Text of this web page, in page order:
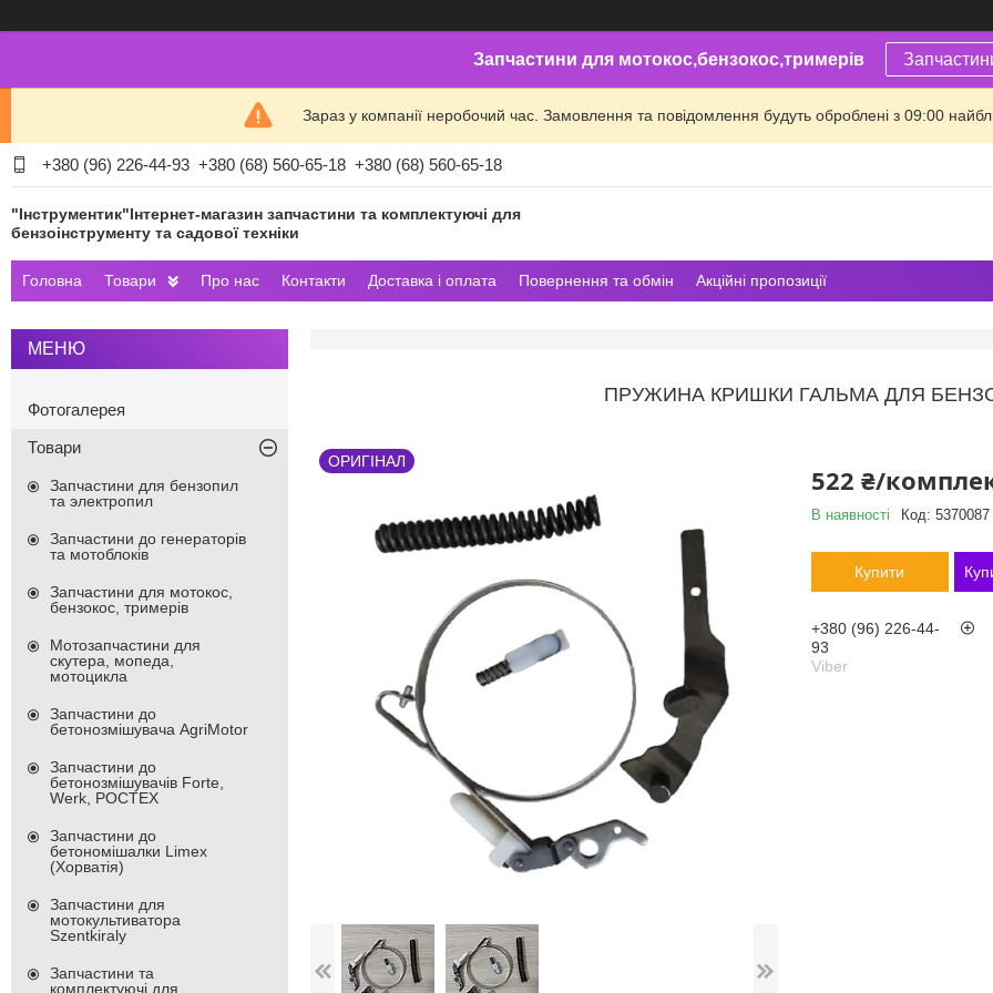
Запчастини для мотокос,бензокос,тримерів
Зараз у компанії неробочий час. Замовлення та повідомлення будуть оброблені з 09:00
+380 (96) 226-44-93 +380 (68) 560-65-18 +380 (68) 560-65-18
"Інструментик"Інтернет-магазин запчастини та комплектуючі для
бензоінструменту та садової техніки
Головна Товари Про нас Контакти Доставка і оплата Повернення та обмін Акційні пропозиції
ПРУЖИНА КРИШКИ ГАЛЬМА ДЛЯ
ОРИГІНАЛ
522 ₴/
В наявності Код: 5370087
Купити
+380 (96) 226-44-
93
Viber
Фотогалерея
Товари
Запчастини для бензопил
та электропил
Запчастини до генераторів
та мотоблоків
Запчастини для мотокос,
бензокос, тримерів
Мотозапчастини для
скутера, мопеда,
мотоцикла
Запчастини до
бетонозмішувача AgriMotor
Запчастини до
бетонозмішувачів Forte,
Werk, РОСТЕХ
Запчастини до
бетономішалки Limex
(Хорватія)
Запчастини для
мотокультиватора
Szentkiraly
Запчастини та
комплектуючі для